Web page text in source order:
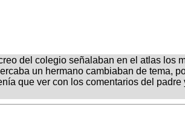
del colegio señalaban en el atlas los
un hermano cambiaban de tema,
que ver con los comentarios del